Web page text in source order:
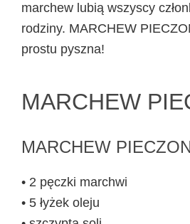
marchew lubią wszyscy
rodziny. MARCHEW
prostu pyszna!
MARCHEW
MARCHEW
• 2 pęczki marchwi
• 5 łyżek oleju